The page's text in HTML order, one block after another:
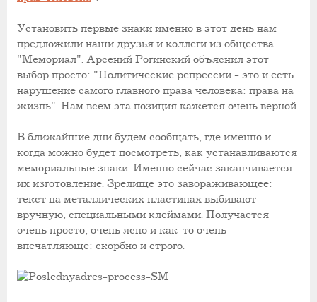
Установить первые знаки именно в этот день нам
предложили наши друзья и коллеги из общества
"Мемориал". Арсений Рогинский объяснил этот
выбор просто: "Политические репрессии - это и есть
нарушение самого главного права человека: права на
жизнь". Нам всем эта позиция кажется очень верной.
В ближайшие дни будем сообщать, где именно и
когда можно будет посмотреть, как устанавливаются
мемориальные знаки. Именно сейчас заканчивается
их изготовление. Зрелище это завораживающее:
текст на металлических пластинах выбивают
вручную, специальными клеймами. Получается
очень просто, очень ясно и как-то очень
впечатляюще: скорбно и строго.